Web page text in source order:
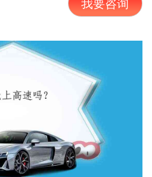
我要咨询